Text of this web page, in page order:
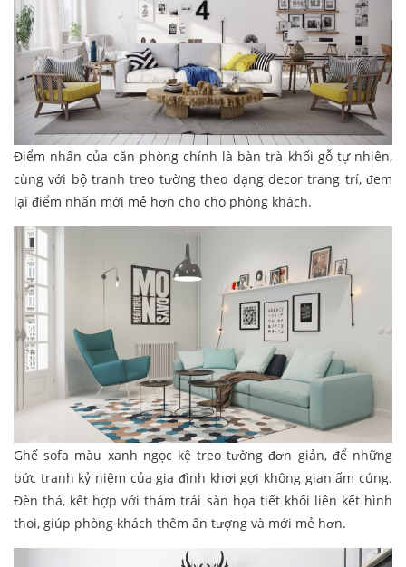
Điểm nhấn của căn phòng chính là bàn trà khối gỗ tự nhiên,
cùng với bộ tranh treo tường theo dạng decor trang trí, đem
lại điểm nhấn mới mẻ hơn cho cho phòng khách.
Ghế sofa màu xanh ngọc kệ treo tường đơn giản, để những
bức tranh kỷ niệm của gia đình khơi gợi không gian ấm cúng.
Đèn thả, kết hợp với thảm trải sàn họa tiết khối liên kết hình
thoi, giúp phòng khách thêm ấn tượng và mới mẻ hơn.